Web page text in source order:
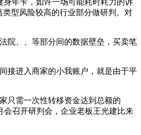
型风险较高的行业部分做研判。对
院、、等部分间的数据壁垒，买卖笔
进入商家的小我账户，就是由于平
只需一次性转移资金达到总额的
会召开研判会，企业老板王光建比来